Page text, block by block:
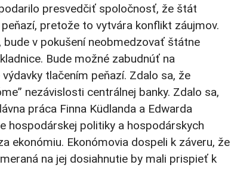
presvedčiť spoločnosť, že štát
pretože to vytvára konflikt záujmov.
bude v pokušení neobmedzovať štátne
Bude možné zabudnúť na
tlačením peňazí. Zdalo sa, že
nezávislosti centrálnej banky. Zdalo sa,
práca Finna Küdlanda a Edwarda
hospodárskej politiky a hospodárskych
ekonómiu. Ekonómovia dospeli k záveru, že
na jej dosiahnutie by mali prispieť k